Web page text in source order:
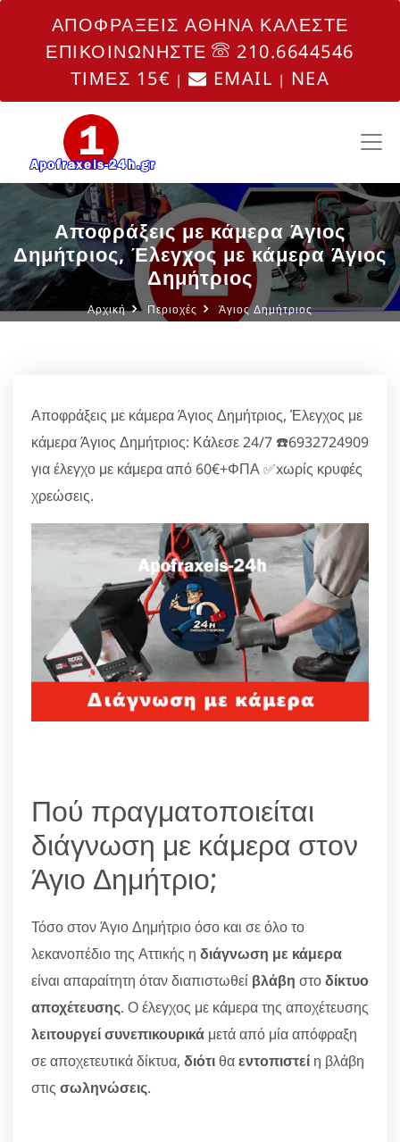
ΑΠΟΦΡΑΞΕΙΣ ΑΘΗΝΑ ΚΑΛΕΣΤΕ
ΕΠΙΚΟΙΝΩΝΗΣΤΕ
210.6644546
ΤΙΜΕΣ 15€ | EMAIL | NEA
Αποφράξεις με κάμερα Άγιος
Δημήτριος, Έλεγχος με κάμερα Άγιος
Δημήτριος
Αρχική Περιοχές Άγιος Δημήτριος
Αποφράξεις με κάμερα Άγιος Δημήτριος, Έλεγχος με
κάμερα Άγιος Δημήτριος: Κάλεσε 24/7 ☎️6932724909
για έλεγχο με κάμερα από 60€+ΦΠΑ ✅xωρίς κρυφές
χρεώσεις.
Πού πραγματοποιείται
διάγνωση με κάμερα στον
Άγιο Δημήτριο;
Τόσο στον Άγιο Δημήτριο όσο και σε όλο το
λεκανοπέδιο της Αττικής η διάγνωση με κάμερα
είναι απαραίτητη όταν διαπιστωθεί βλάβη στοδίκτυο
αποχέτευσης. Ο έλεγχος με κάμερα της αποχέτευσης
λειτουργεί συνεπικουρικά μετά από μία απόφραξη
σε αποχετευτικά δίκτυα, διότιθαεντοπιστεί η βλάβη
στις σωληνώσεις.